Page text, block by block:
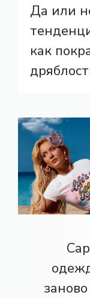
Да или
как